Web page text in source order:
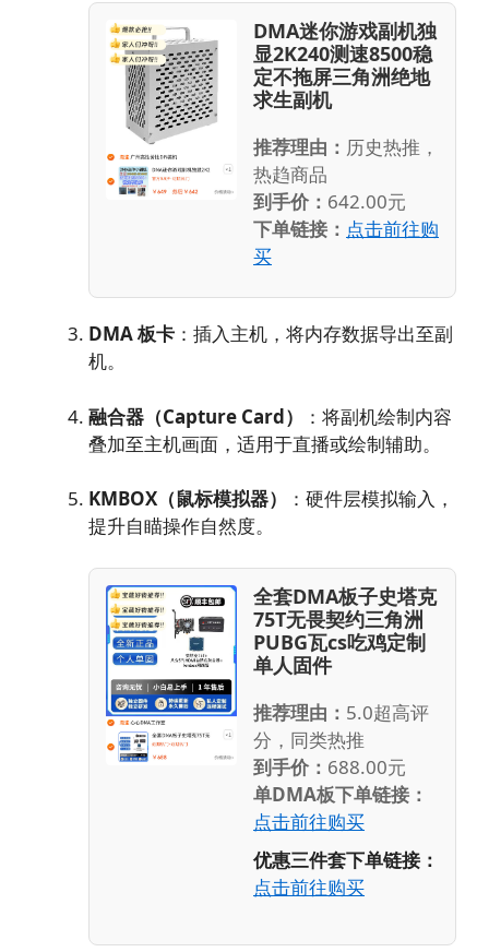
DMA迷你游戏副机独
显2K240测速8500稳
定不拖屏三角洲绝地
求生副机
推荐理由： 历史热推，
热趋商品
到手价： 642.00元
下单链接： 点击前往购
买
DMA 板卡 ：插入主机，将内存数据导出至副
机。
融合器（Capture Card）
：将副机绘制内容
叠加至主机画面，适用于直播或绘制辅助。
KMBOX（鼠标模拟器）
：硬件层模拟输入，
提升自瞄操作自然度。
全套DMA板子史塔克
75T无畏契约三角洲
PUBG瓦cs吃鸡定制
单人固件
推荐理由： 5.0超高评
分，同类热推
到手价： 688.00元
单DMA板下单链接：
点击前往购买
优惠三件套下单链接：
点击前往购买